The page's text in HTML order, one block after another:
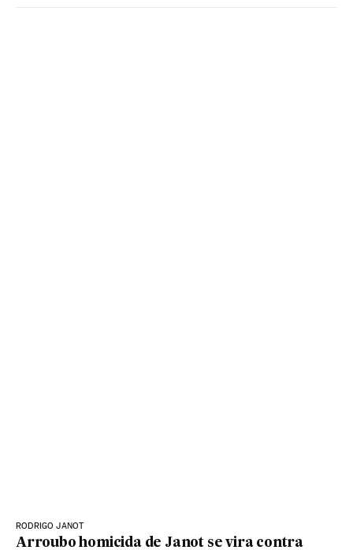
RODRIGO JANOT
Arroubo homicida de Janot se vira contra